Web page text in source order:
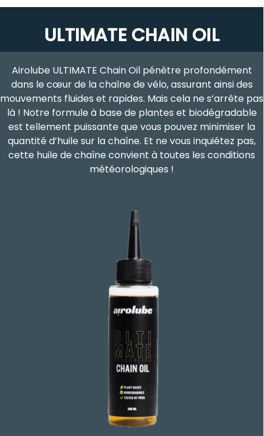
ULTIMATE CHAIN OIL
Airolube ULTIMATE Chain Oil pénètre profondément
dans le cœur de la chaîne de vélo, assurant ainsi des
mouvements fluides et rapides. Mais cela ne s’arrête pas
là ! Notre formule à base de plantes et biodégradable
est tellement puissante que vous pouvez minimiser la
quantité d’huile sur la chaîne. Et ne vous inquiétez pas,
cette huile de chaîne convient à toutes les conditions
météorologiques !